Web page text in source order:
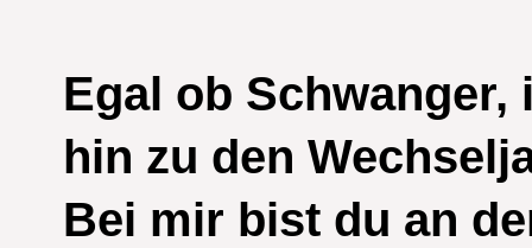
Egal ob
hin zu den
Bei mir bist du an